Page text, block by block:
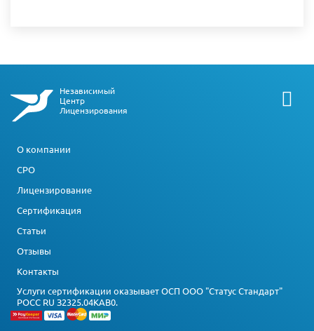
Независимый
Центр
Лицензирования
О компании
СРО
Лицензирование
Сертификация
Статьи
Отзывы
Контакты
Услуги сертификации оказывает ОСП ООО "Статус Стандарт"
РОСС RU З2325.04КАВ0.